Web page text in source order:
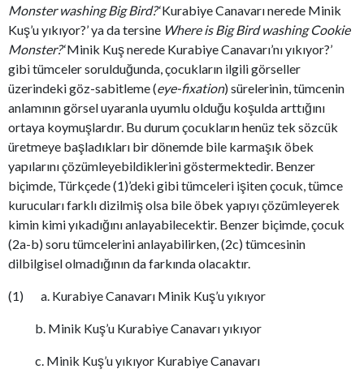
Monster washing Big Bird?‘Kurabiye Canavarı nerede Minik
Kuş’u yıkıyor?’ ya da tersine Where is Big Bird washing Cookie
Monster?‘Minik Kuş nerede Kurabiye Canavarı’nı yıkıyor?’
gibi tümceler sorulduğunda, çocukların ilgili görseller
üzerindeki göz-sabitleme (eye-fixation) sürelerinin, tümcenin
anlamının görsel uyaranla uyumlu olduğu koşulda arttığını
ortaya koymuşlardır. Bu durum çocukların henüz tek sözcük
üretmeye başladıkları bir dönemde bile karmaşık öbek
yapılarını çözümleyebildiklerini göstermektedir. Benzer
biçimde, Türkçede (1)’deki gibi tümceleri işiten çocuk, tümce
kurucuları farklı dizilmiş olsa bile öbek yapıyı çözümleyerek
kimin kimi yıkadığını anlayabilecektir. Benzer biçimde, çocuk
(2a-b)soru tümcelerini anlayabilirken, (2c) tümcesinin
dilbilgisel olmadığının da farkında olacaktır.
(1) a. Kurabiye Canavarı Minik Kuş’u yıkıyor
b. Minik Kuş’u Kurabiye Canavarı yıkıyor
c. Minik Kuş’u yıkıyor Kurabiye Canavarı